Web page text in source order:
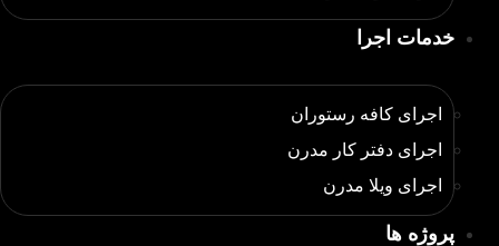
خدمات اجرا
اجرای کافه رستوران
اجرای دفتر کار مدرن
اجرای ویلا مدرن
پروژه ها